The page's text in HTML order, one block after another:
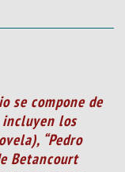
se compone de
incluyen los
“Pedro
Betancourt